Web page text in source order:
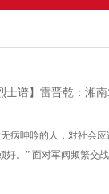
士谱】雷晋乾：湘
病呻吟的人，对社会
好。” 面对军阀频繁交